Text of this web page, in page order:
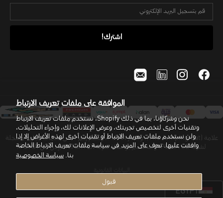
الموافقة على ملفات تعريف الارتباط
نحن وشركاؤنا، بما في ذلك Shopify، نستخدم ملفات تعريف الارتباط
وتقنيات أخرى لتخصيص تجربتك، وعرض الإعلانات لك، وإجراء التحليلات،
ولن نستخدم ملفات تعريف الارتباط أو تقنيات أخرى لهذه الأغراض إلا إذا
وافقت عليها. تعرّف على المزيد في سياسة ملفات تعريف الارتباط الخاصة
بنا. سياسة الخصوصية
قبول
علامة (The Jumping Cat)، وشعار PUMA، وشعار رقم 1 هي علامات تجارية مسجلة
لشركة PUMA SE، وتُستخدم بواسطة شركة INTERTEX بإذن من PUMA.
EGYPT